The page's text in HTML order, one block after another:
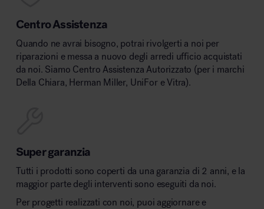
Centro Assistenza
Quando ne avrai bisogno, potrai rivolgerti a noi per
riparazioni e messa a nuovo degli arredi ufficio acquistati
da noi. Siamo Centro Assistenza Autorizzato (per i marchi
Della Chiara, Herman Miller, UniFor e Vitra).
Super garanzia
Tutti i prodotti sono coperti da una garanzia di 2 anni, e la
maggior parte degli interventi sono eseguiti da noi.
Per progetti realizzati con noi, puoi aggiornare e